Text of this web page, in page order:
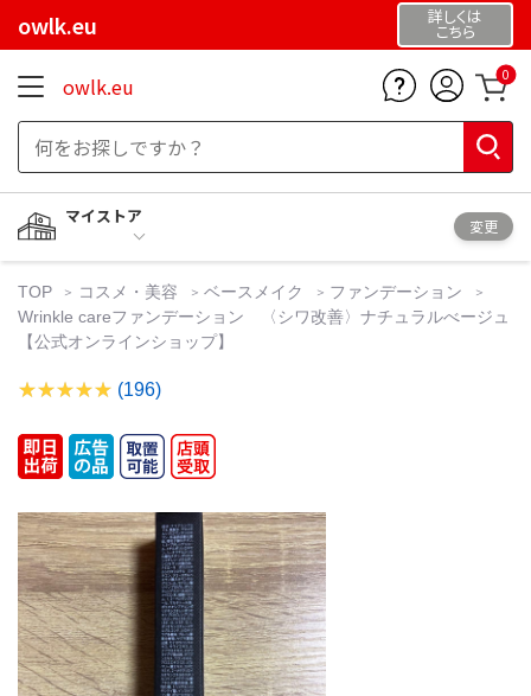
owlk.eu 詳しくは
こちら
owlk.eu 0
マイストア
変更
TOP コスメ・美容 ベースメイク
ファンデーション
Wrinkle careファンデーション 〈シワ改善〉ナチュラルべージュ
【公式オンラインショップ】
(196)